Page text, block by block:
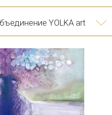
Ващинская